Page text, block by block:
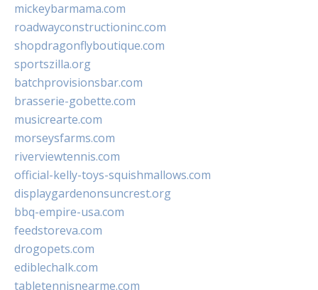
mickeybarmama.com
roadwayconstructioninc.com
shopdragonflyboutique.com
sportszilla.org
batchprovisionsbar.com
brasserie-gobette.com
musicrearte.com
morseysfarms.com
riverviewtennis.com
official-kelly-toys-squishmallows.com
displaygardenonsuncrest.org
bbq-empire-usa.com
feedstoreva.com
drogopets.com
ediblechalk.com
tabletennisnearme.com